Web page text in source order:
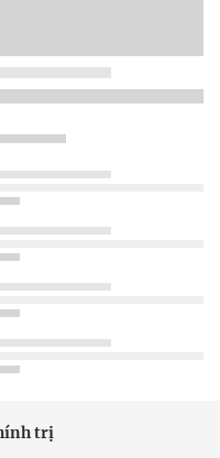
trị